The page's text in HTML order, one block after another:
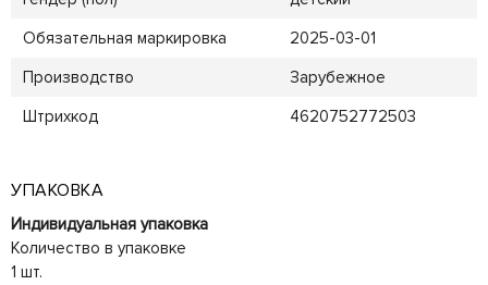
Обязательная маркировка
2025-03-01
Производство
Зарубежное
Штрихкод
4620752772503
УПАКОВКА
Индивидуальная упаковка
Количество в упаковке
1 шт.